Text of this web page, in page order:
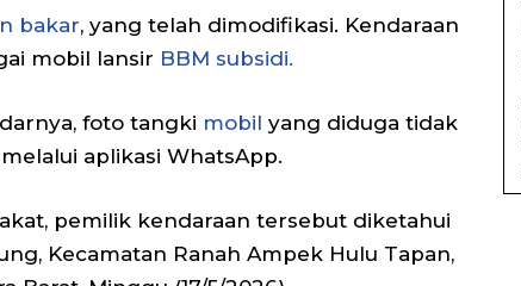
bakar, yang telah dimodifikasi. Kendaraan
mobil lansir BBM subsidi.
foto tangki mobil yang diduga tidak
aplikasi WhatsApp.
pemilik kendaraan tersebut diketahui
Kecamatan Ranah Ampek Hulu Tapan,